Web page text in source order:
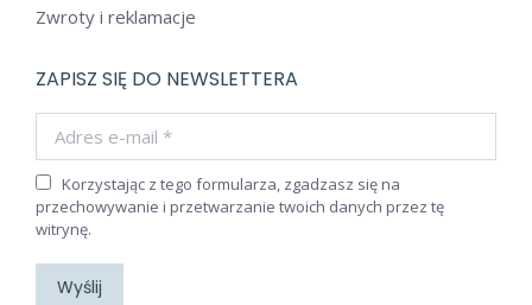
Zwroty i reklamacje
ZAPISZ SIĘ DO NEWSLETTERA
Korzystając z tego formularza, zgadzasz się na
przechowywanie i przetwarzanie twoich danych przez tę
witrynę.
Wyślij